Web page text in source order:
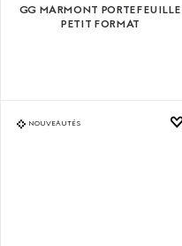
GG MARMONT PORTEFEUILLE
PETIT FORMAT
NOUVEAUTÉS